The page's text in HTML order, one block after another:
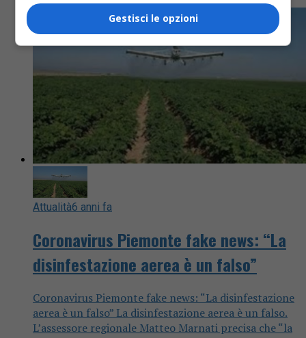
Attualità6 anni fa
Coronavirus Piemonte fake news: “La
disinfestazione aerea è un falso”
Coronavirus Piemonte fake news: “La disinfestazione
aerea è un falso” La disinfestazione aerea è un falso.
L’assessore regionale Matteo Marnati precisa che “la
Gestisci le opzioni